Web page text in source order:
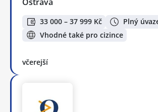
33 000 – 37 999 Kč
Plný
Vhodné také pro cizince
včerejší